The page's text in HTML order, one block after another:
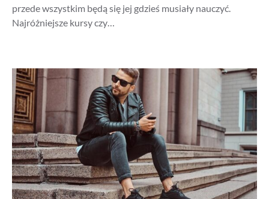
przede wszystkim będą się jej gdzieś musiały nauczyć.
Najróżniejsze kursy czy…